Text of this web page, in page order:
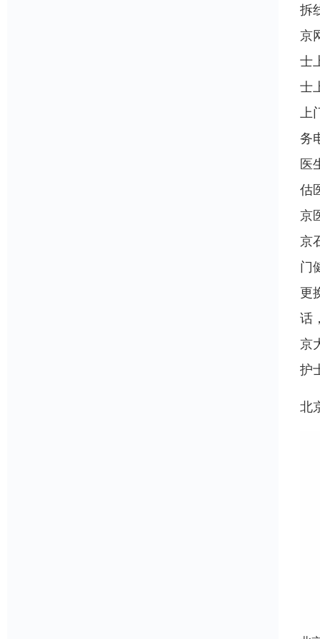
拆
京
士
士
上
务
医
估
京
京
门
更
话
京
护
北